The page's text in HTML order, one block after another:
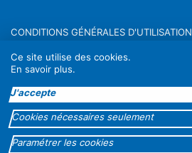
CONDITIONS GÉNÉRALES D'UTILISATION
contacts@metisgwa.com
05 90 83 59 76
—
Quatre chemins, route de Chazeau
Ce site utilise des cookies.
En savoir plus.
J'accepte
Cookies nécessaires seulement
Paramétrer les cookies